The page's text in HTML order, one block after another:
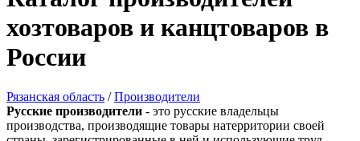
хозтоваров и канцтоваров в
России
Рязанская область /Производители
Русские производители - это русские владельцы
производства, производящие товары натерритории своей